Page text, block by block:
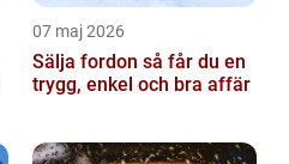
07 maj 2026
Sälja fordon så får du en
trygg, enkel och bra affär